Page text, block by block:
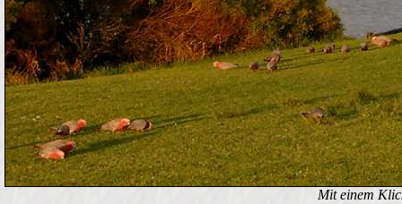
Mit einem